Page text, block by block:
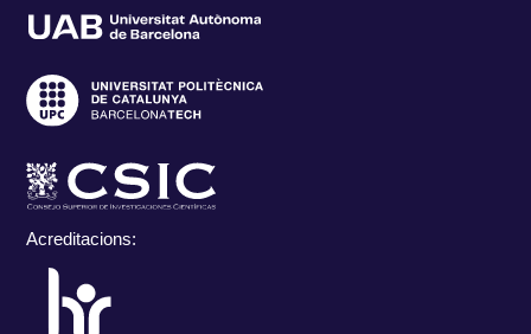
Acreditacions: